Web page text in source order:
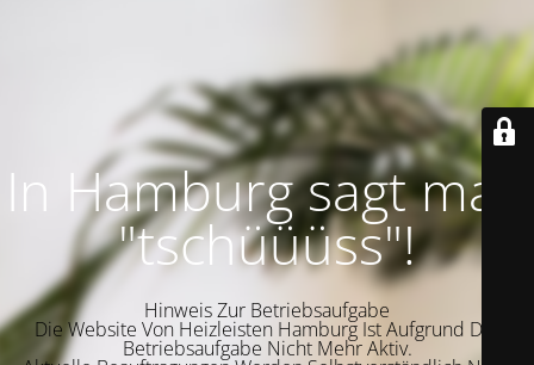
In Hamburg sagt man
"tschüüüss"!
Hinweis Zur Betriebsaufgabe
Die Website Von Heizleisten Hamburg Ist Aufgrund Der
Betriebsaufgabe Nicht Mehr Aktiv.